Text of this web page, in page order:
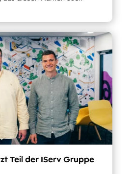
Teil der IServ Gruppe